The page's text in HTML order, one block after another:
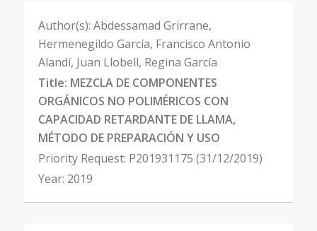
Author(s): Abdessamad Grirrane,
Hermenegildo García, Francisco Antonio
Alandí, Juan Llobell, Regina García
Title: MEZCLA DE COMPONENTES
ORGÁNICOS NO POLIMÉRICOS CON
CAPACIDAD RETARDANTE DE LLAMA,
MÉTODO DE PREPARACIÓN Y USO
Priority Request: P201931175 (31/12/2019)
Year: 2019